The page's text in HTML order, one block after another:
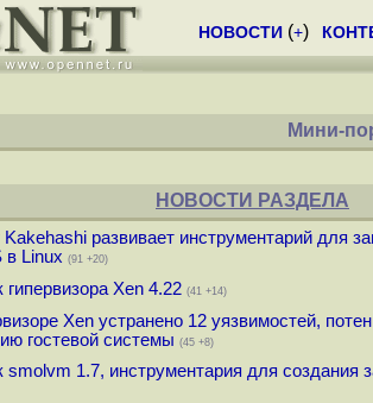
НОВОСТИ (+)
Мини-
НОВОСТИ РАЗДЕЛА
Kakehashi развивает инструментарий для
в Linux (91 +20)
гипервизора Xen 4.22 (41 +14)
Xen устранено 12 уязвимостей,
гостевой системы (45 +8)
smolvm 1.7, инструментария для